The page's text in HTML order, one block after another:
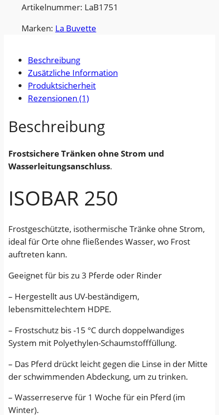
r
:
.
0
1
,
2
e
e
i
t
7
5
,
0
€
.
R
2
f
r
o
s
s
c
h
r
e
r
ä
n
e
o
h
e
S
r
o
m
u
Artikelnummer: LaB1751
Marken: La Buvette
Beschreibung
Zusätzliche Information
Produktsicherheit
Rezensionen (1)
Beschreibung
Frostsichere Tränken ohne Strom und
Wasserleitungsanschluss.
ISOBAR 250
Frostgeschützte, isothermische Tränke ohne Strom,
ideal für Orte ohne fließendes Wasser, wo Frost
auftreten kann.
Geeignet für bis zu 3 Pferde oder Rinder
– Hergestellt aus UV-beständigem,
lebensmittelechtem HDPE.
– Frostschutz bis -15 °C durch doppelwandiges
System mit Polyethylen-Schaumstofffüllung.
– Das Pferd drückt leicht gegen die Linse in der Mitte
der schwimmenden Abdeckung, um zu trinken.
– Wasserreserve für 1 Woche für ein Pferd (im
Winter).